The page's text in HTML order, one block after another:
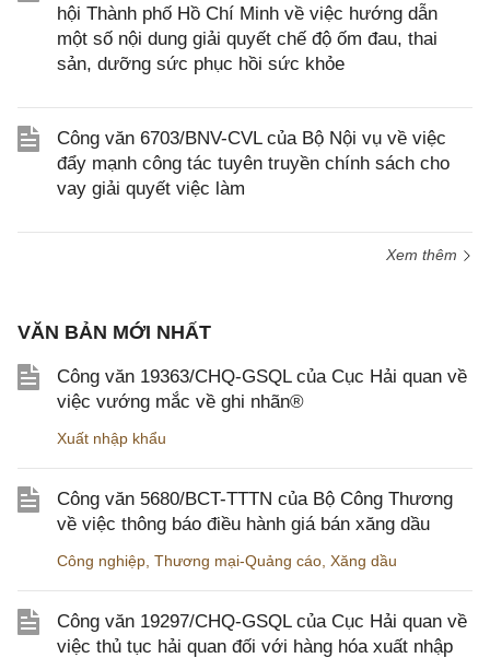
hội Thành phố Hồ Chí Minh về việc hướng dẫn
một số nội dung giải quyết chế độ ốm đau, thai
sản, dưỡng sức phục hồi sức khỏe
Công văn 6703/BNV-CVL của Bộ Nội vụ về việc
đẩy mạnh công tác tuyên truyền chính sách cho
vay giải quyết việc làm
Xem thêm
VĂN BẢN MỚI NHẤT
Công văn 19363/CHQ-GSQL của Cục Hải quan về
việc vướng mắc về ghi nhãn®
Xuất nhập khẩu
Công văn 5680/BCT-TTTN của Bộ Công Thương
về việc thông báo điều hành giá bán xăng dầu
Công nghiệp Thương mại-Quảng cáo Xăng dầu
Công văn 19297/CHQ-GSQL của Cục Hải quan về
việc thủ tục hải quan đối với hàng hóa xuất nhập